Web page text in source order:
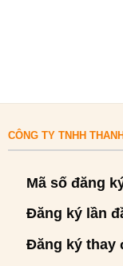
CÔNG TY TNHH
Mã số đăng
Đăng ký lần
Đăng ký thay